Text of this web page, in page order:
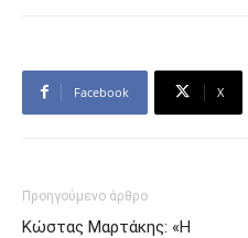
Facebook X
Προηγούμενο άρθρο
Κώστας Μαρτάκης: «Η